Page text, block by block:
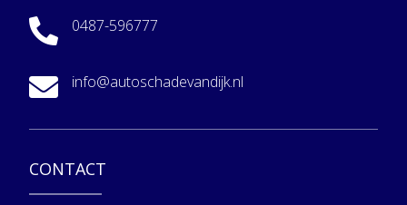
 0487-596777
 info@autoschadevandijk.nl
CONTACT